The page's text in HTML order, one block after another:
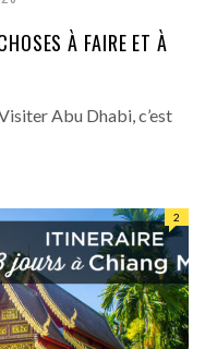
À FAIRE ET À
Abu Dhabi, c’est
2